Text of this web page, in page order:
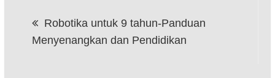
navigation
Robotika untuk 9 tahun-Panduan
Menyenangkan dan Pendidikan